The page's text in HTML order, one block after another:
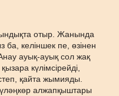
отыр. Жанында
ба, келіншек пе, өзінен
ауық-ауық сол жақ
күлімсірейді,
қайта жымияды.
алжапқыштары